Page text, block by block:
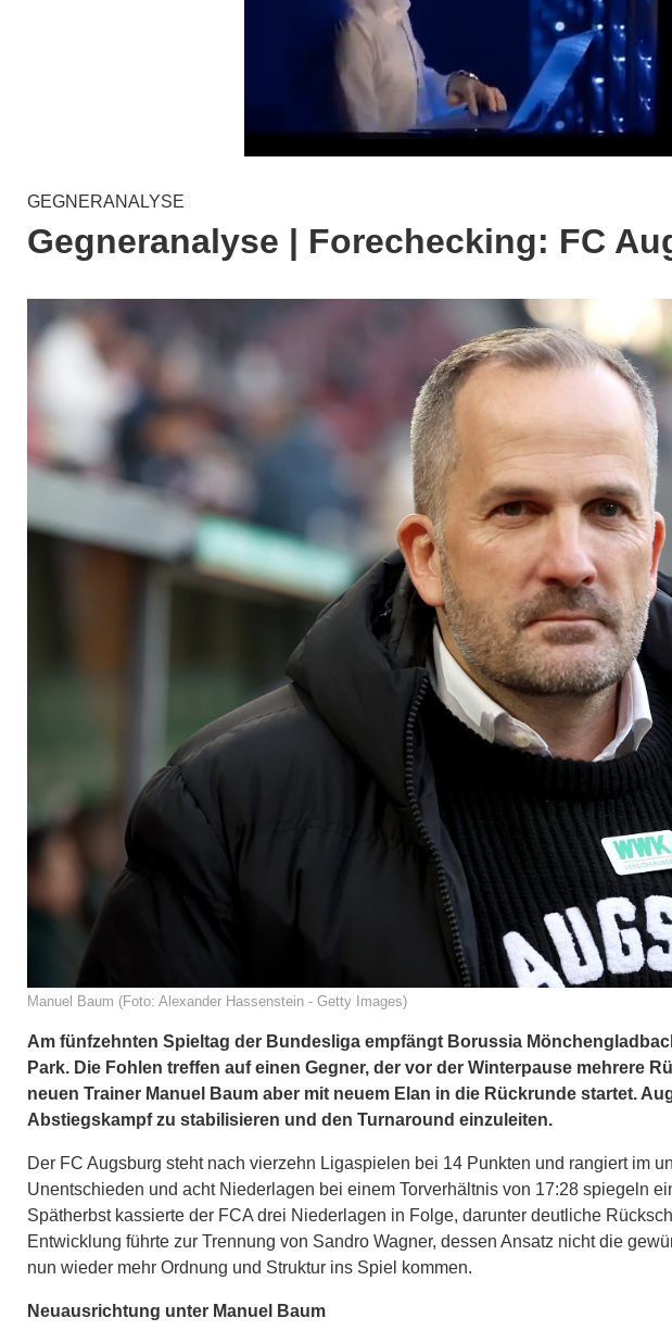
GEGNERANALYSE
Gegneranalyse | Forechecking: FC
Manuel Baum (Foto: Alexander Hassenstein - Getty Images)
Am fünfzehnten Spieltag der Bundesliga empfängt Borussia
Park. Die Fohlen treffen auf einen Gegner, der vor der Winterpause mehrere
neuen Trainer Manuel Baum aber mit neuem Elan in die Rückrunde startet.
Abstiegskampf zu stabilisieren und den Turnaround einzuleiten.
Der FC Augsburg steht nach vierzehn Ligaspielen bei 14 Punkten und rangiert im
Unentschieden und acht Niederlagen bei einem Torverhältnis von 17:28 spiegeln
Spätherbst kassierte der FCA drei Niederlagen in Folge, darunter deutliche
Entwicklung führte zur Trennung von Sandro Wagner, dessen Ansatz nicht die
nun wieder mehr Ordnung und Struktur ins Spiel kommen.
Neuausrichtung unter Manuel Baum